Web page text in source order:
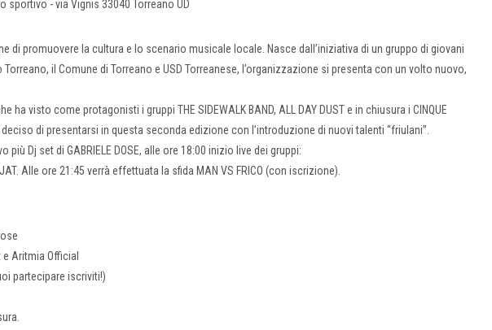
sportivo - via Vignis 33040 Torreano UD
di promuovere la cultura e lo scenario musicale locale. Nasce dall’iniziativa di un gruppo di giovani
il Comune di Torreano e USD Torreanese, l’organizzazione si presenta con un volto nuovo,
visto come protagonisti i gruppi THE SIDEWALK BAND, ALL DAY DUST e in chiusura i CINQUE
deciso di presentarsi in questa seconda edizione con l’introduzione di nuovi talenti “friulani”.
più Dj set di GABRIELE DOSE, alle ore 18:00 inizio live dei gruppi:
Alle ore 21:45 verrà effettuata la sfida MAN VS FRICO (con iscrizione).
Aritmia Official
partecipare iscriviti!)